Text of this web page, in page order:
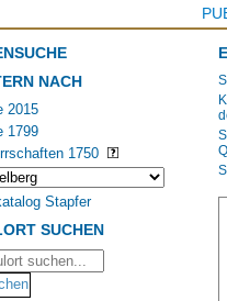
NACH
2015
1799
1750
Stapfer
SUCHEN